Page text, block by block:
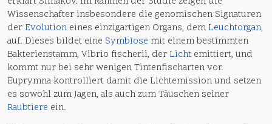
Wissenschafter insbesondere die genomischen Signaturen
der Evolution eines einzigartigen Organs, dem Leuchtorgan,
auf. Dieses bildet eine Symbiose mit einem bestimmten
Bakterienstamm, Vibrio fischerii, der Licht emittiert, und
kommt nur bei sehr wenigen Tintenfischarten vor.
Euprymna kontrolliert damit die Lichtemission und setzen
es sowohl zum Jagen, als auch zum Täuschen seiner
Raubtiere ein.